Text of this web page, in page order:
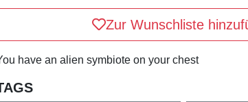
Zur Wunschliste
have an alien symbiote on your chest